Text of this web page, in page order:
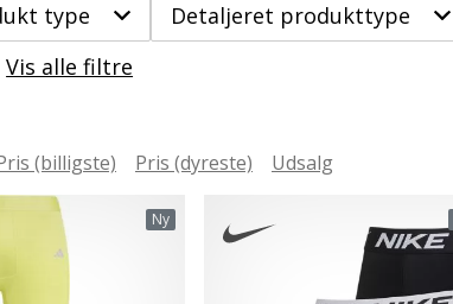
type Detaljeret produkttype
Vis alle filtre
(billigste) Pris (dyreste) Udsalg
Ny